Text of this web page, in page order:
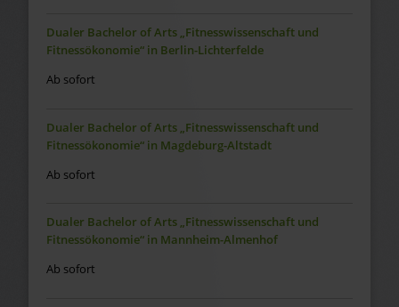
Dualer Bachelor of Arts „Fitnesswissenschaft und
Fitnessökonomie“ in Berlin-Lichterfelde
Ab sofort
Dualer Bachelor of Arts „Fitnesswissenschaft und
Fitnessökonomie“ in Magdeburg-Altstadt
Ab sofort
Dualer Bachelor of Arts „Fitnesswissenschaft und
Fitnessökonomie“ in Mannheim-Almenhof
Ab sofort